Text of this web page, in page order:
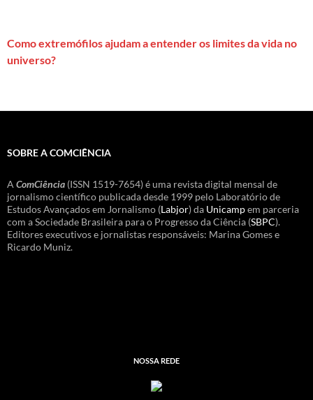
Como extremófilos ajudam a entender os limites da vida no
universo?
SOBRE A COMCIÊNCIA
A ComCiência (ISSN 1519-7654) é uma revista digital mensal de
jornalismo científico publicada desde 1999 pelo Laboratório de
Estudos Avançados em Jornalismo (Labjor) da Unicampem parceria
com a Sociedade Brasileira para o Progresso da Ciência (SBPC).
Editores executivos e jornalistas responsáveis: Marina Gomes e
Ricardo Muniz.
NOSSA REDE